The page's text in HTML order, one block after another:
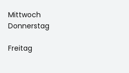
Mittwoch
Donnerstag
Freitag